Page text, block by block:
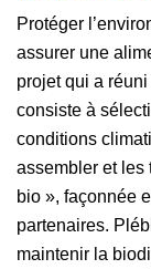
Protéger
assurer une
projet qui a
consiste à
conditions
assembler et les
bio », façonnée
partenaires.
maintenir la